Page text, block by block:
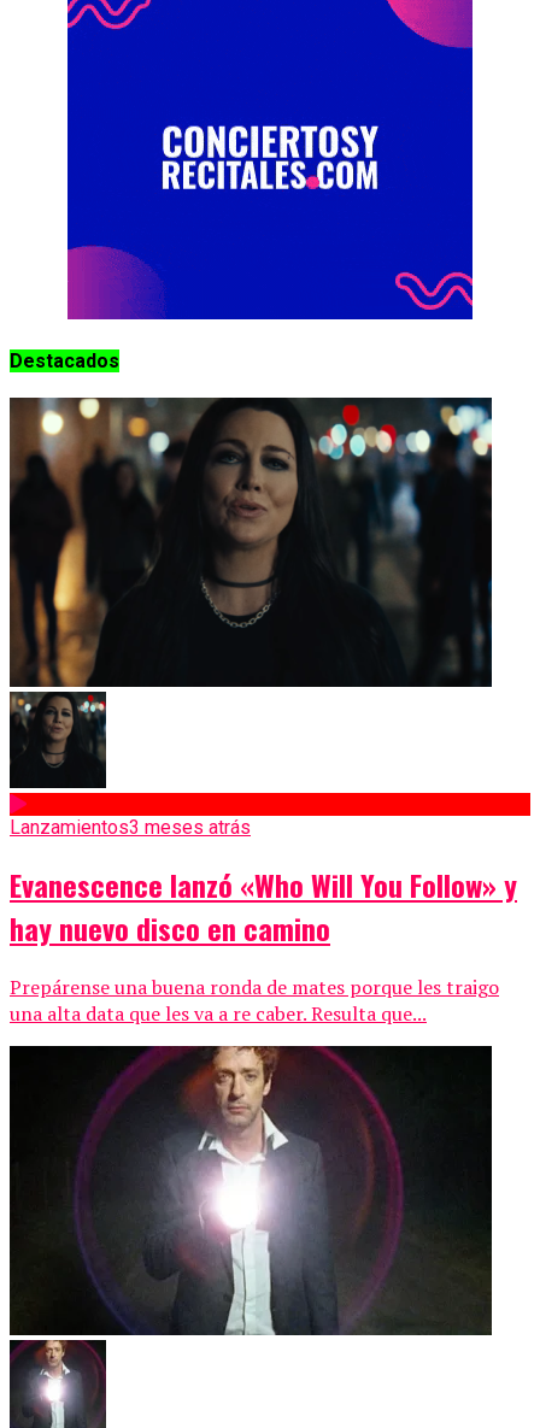
Destacados
Lanzamientos3 meses atrás
Evanescence lanzó «Who Will You Follow» y
hay nuevo disco en camino
Prepárense una buena ronda de mates porque les traigo
una alta data que les va a re caber. Resulta que...